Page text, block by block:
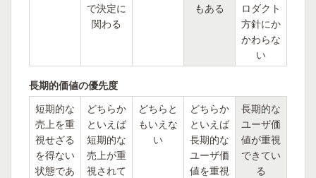
で決定に
関わる
もある
ロダクト
方針にか
かわらな
い
長期的価値の優先度
短期的な
売上を重
視せざる
を得ない
状態であ
どちらか
といえば
短期的な
売上が重
視されて
どちらと
もいえな
い
どちらか
といえば
長期的な
ユーザ価
値を重視
長期的な
ユーザ価
値が重視
できてい
る